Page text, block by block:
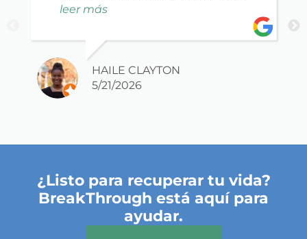
about 6 weeks, she had me on my
again. I haven't had any trouble
since! She is very passionate about
what she does and extremely
friendly. She also loves to help
run)
leer más
HAILE CLAYTON
5/21/2026
¿Listo para recuperar tu vida?
BreakThrough está aquí para
ayudar.